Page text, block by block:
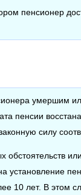
пенсионер
умершим
пенсии
силу
обстоятельств
установление
10 лет. В этом